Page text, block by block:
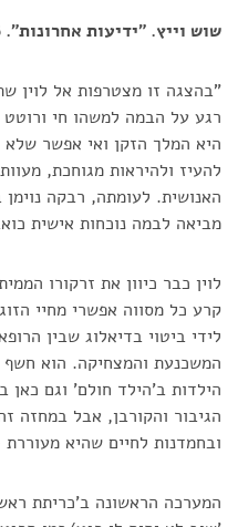
שוש וייץ. "ידיעות אחרונות". 29.01.1996
"בהצגה זו מצטרפות אל לוין
רגע על הבמה למשהו חי
היא המלך הזקן ואי אפשר שלא
להעיז ולהיראות מגוחכת,
האנושית. לעומתה, רבקה
מביאה לבמה נוכחות אישית
לוין כבר כיוון את זרקורו
קרע כל מסווה אפשרי מחיי
לידי ביטוי בדיאלוג שבין
המשכנעת והמצחיקה. הוא
הילדות ב'הילד חולם' וגם כאן
הגיבור והקורבן, אבל במחזה
ובחמדנות לחיים שהיא
המערכה הראשונה ב'כריתת